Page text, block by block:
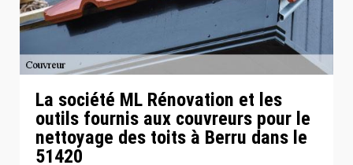
La société ML Rénovation et les
outils fournis aux couvreurs pour le
nettoyage des toits à Berru dans le
51420